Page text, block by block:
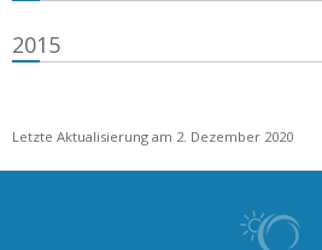
2015
Letzte Aktualisierung am 2. Dezember 2020